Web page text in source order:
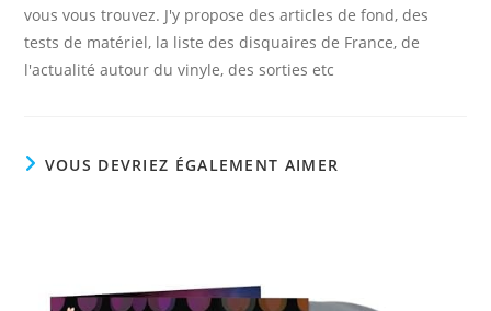
vous vous trouvez. J'y propose des articles de fond, des
tests de matériel, la liste des disquaires de France, de
l'actualité autour du vinyle, des sorties etc
VOUS DEVRIEZ ÉGALEMENT AIMER